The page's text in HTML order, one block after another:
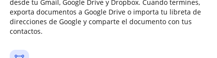
desde tu Gmail, Google Drive y Dropbox. Cuando termines,
exporta documentos a Google Drive o importa tu libreta de
direcciones de Google y comparte el documento con tus
contactos.